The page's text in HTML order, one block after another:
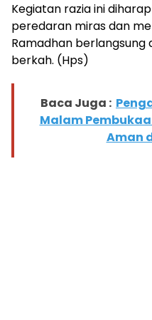
Kegiatan razia ini
peredaran miras dan
Ramadhan berlangsung
berkah. (Hps)
Baca Juga :
Malam
Aman